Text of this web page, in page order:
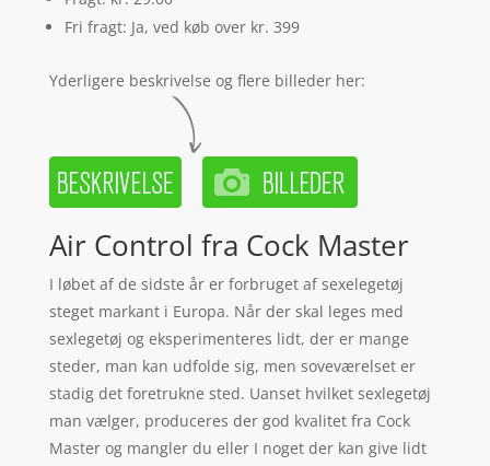
Fri fragt: Ja, ved køb over kr. 399
Yderligere beskrivelse og flere billeder her:
Air Control fra Cock Master
I løbet af de sidste år er forbruget af sexelegetøj
steget markant i Europa. Når der skal leges med
sexlegetøj og eksperimenteres lidt, der er mange
steder, man kan udfolde sig, men soveværelset er
stadig det foretrukne sted. Uanset hvilket sexlegetøj
man vælger, produceres der god kvalitet fra Cock
Master og mangler du eller I noget der kan give lidt